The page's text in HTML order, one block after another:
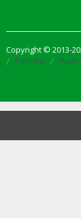
Copyright © 2013-
Redaksi